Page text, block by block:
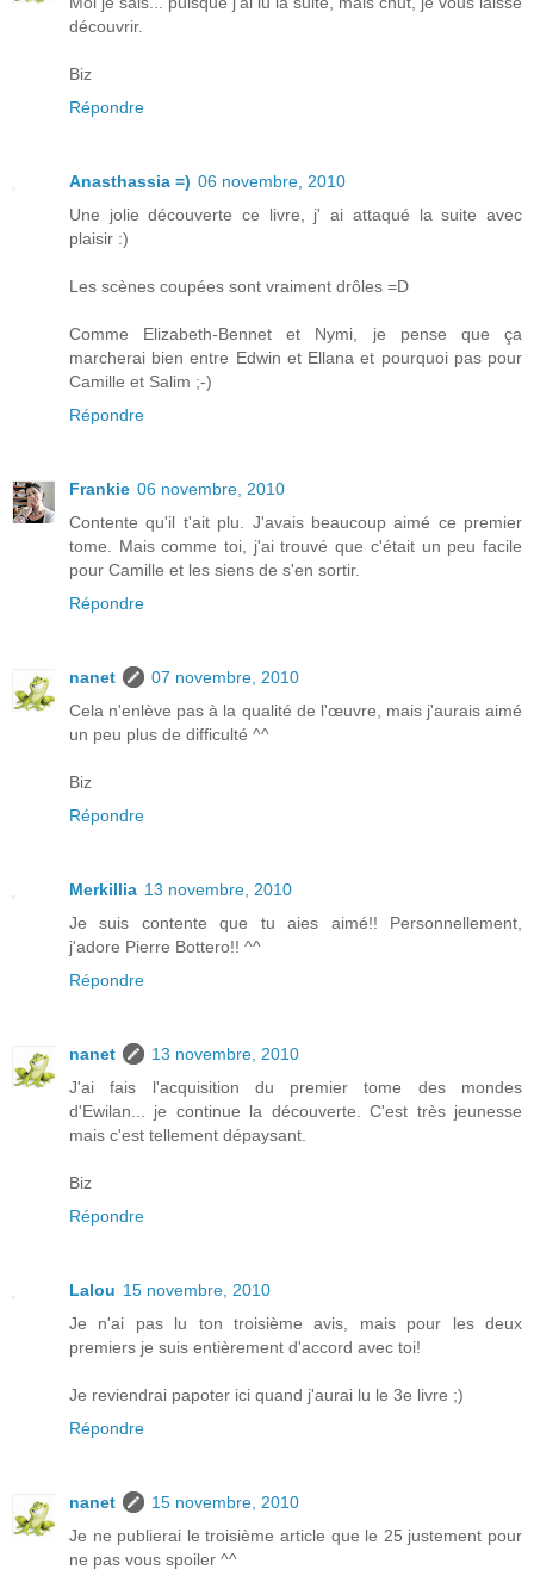
découvrir.
Biz
Répondre
Anasthassia =) 06 novembre, 2010
Une jolie découverte ce livre, j' ai attaqué la suite avec
plaisir :)
Les scènes coupées sont vraiment drôles =D
Comme Elizabeth-Bennet et Nymi, je pense que ça
marcherai bien entre Edwin et Ellana et pourquoi pas pour
Camille et Salim ;-)
Répondre
Frankie 06 novembre, 2010
Contente qu'il t'ait plu. J'avais beaucoup aimé ce premier
tome. Mais comme toi, j'ai trouvé que c'était un peu facile
pour Camille et les siens de s'en sortir.
Répondre
nanet
07 novembre, 2010
Cela n'enlève pas à la qualité de l'œuvre, mais j'aurais aimé
un peu plus de difficulté ^^
Biz
Répondre
Merkillia 13 novembre, 2010
Je suis contente que tu aies aimé!! Personnellement,
j'adore Pierre Bottero!! ^^
Répondre
nanet
13 novembre, 2010
J'ai fais l'acquisition du premier tome des mondes
d'Ewilan... je continue la découverte. C'est très jeunesse
mais c'est tellement dépaysant.
Biz
Répondre
Lalou 15 novembre, 2010
Je n'ai pas lu ton troisième avis, mais pour les deux
premiers je suis entièrement d'accord avec toi!
Je reviendrai papoter ici quand j'aurai lu le 3e livre ;)
Répondre
nanet
15 novembre, 2010
Je ne publierai le troisième article que le 25 justement pour
ne pas vous spoiler ^^